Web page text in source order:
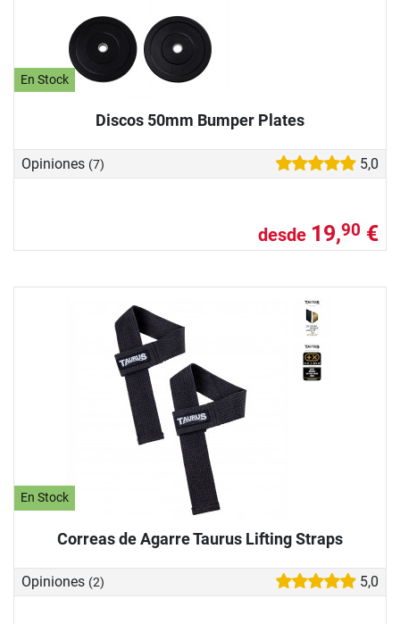
En Stock
Discos 50mm Bumper Plates
Opiniones (7) 5,0
desde 19,90 €
En Stock
Correas de Agarre Taurus Lifting Straps
Opiniones (2) 5,0